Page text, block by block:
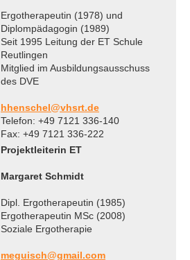
Ergotherapeutin (1978) und
Diplompädagogin (1989)
Seit 1995 Leitung der ET Schule
Reutlingen
Mitglied im Ausbildungsausschuss
des DVE
hhenschel@vhsrt.de
Telefon: +49 7121 336-140
Fax: +49 7121 336-222
Projektleiterin ET
Margaret Schmidt
Dipl. Ergotherapeutin (1985)
Ergotherapeutin MSc (2008)
Soziale Ergotherapie
meguisch@gmail.com